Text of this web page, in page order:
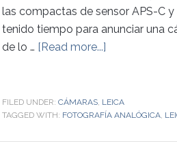
las compactas de sensor APS-C
tenido tiempo para anunciar una
de lo … [Read more...]
FILED UNDER: CÁMARAS LEICA
TAGGED WITH: FOTOGRAFÍA ANALÓGICA